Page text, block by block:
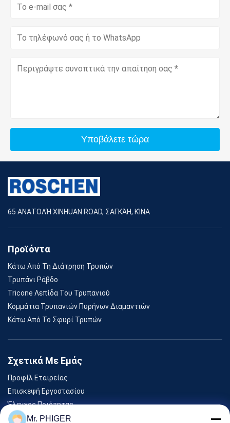
Υποβάλετε τώρα
65 ΑΝΑΤΟΛΉ XINHUAN ROAD, ΣΑΓΚΆΗ, ΚΊΝΑ
Προϊόντα
Κάτω Από Τη Διάτρηση Τρυπών
Τρυπάνι Ράβδο
Tricone Λεπίδα Του Τρυπανιού
Κομμάτια Τρυπανιών Πυρήνων Διαμαντιών
Κάτω Από Το Σφυρί Τρυπών
Σχετικά Με Εμάς
Προφίλ Εταιρείας
Επισκεψή Εργοστασίου
Έλεγχος Ποιότητας
SitemapMr. PHIGER